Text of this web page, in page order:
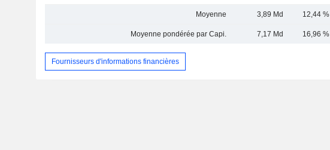
Moyenne 3,89 Md 12,44 %
Moyenne pondérée par Capi. 7,17 Md 16,96 %
Fournisseurs d'informations financières